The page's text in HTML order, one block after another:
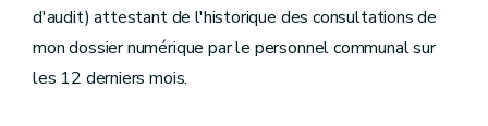
d'audit) attestant de l'historique des consultations de
mon dossier numérique par le personnel communal sur
les 12 derniers mois.